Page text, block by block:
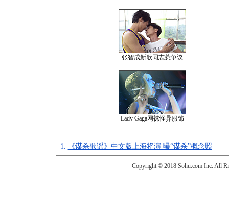
张智成新歌同志惹争议
Lady Gaga网袜怪异服饰
1. 《谋杀歌谣》中文版上海将演 曝“谋杀”概念照
Copyright © 2018 Sohu.com Inc. All